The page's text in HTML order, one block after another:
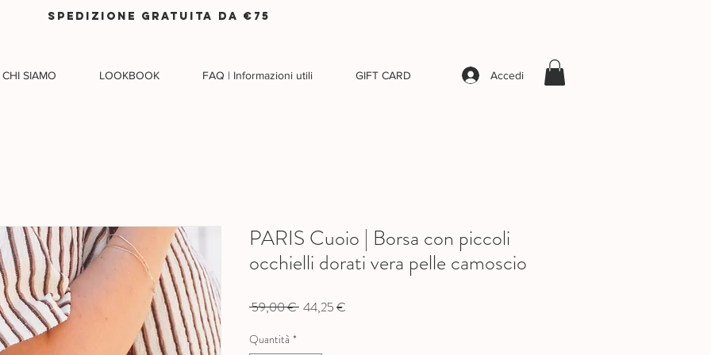
SPEDIZIONE GRATUITA DA €75
CHI SIAMO LOOKBOOK FAQ | Informazioni utili GIFT CARD Accedi
PARIS Cuoio | Borsa con piccoli
occhielli dorati vera pelle camoscio
59,00 € Prezzo
44,25 €
Quantità *